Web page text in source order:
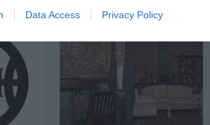
Data Access Privacy Policy